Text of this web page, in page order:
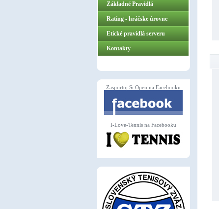
Základné Pravidlá
ZasportujSiOpen.sk
Rating - hráčske úrovne
Etické pravidlá serveru
Kontakty
Zasportuj Si Open na Facebooku
I-Love-Tennis na Facebooku